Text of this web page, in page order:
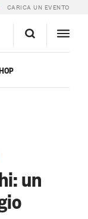
CARICA UN EVENTO
un